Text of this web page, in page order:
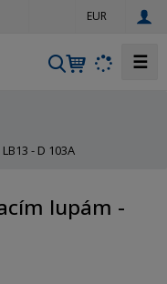
EUR
V
e
t
☰
- D 103A
lupám -